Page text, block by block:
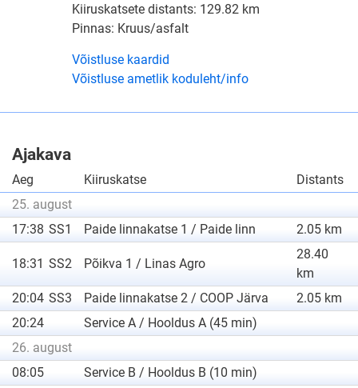
Kiiruskatsete distants: 129.82 km
Pinnas: Kruus/asfalt
Võistluse kaardid
Võistluse ametlik koduleht/info
Ajakava
Aeg Kiiruskatse
Distants
25. august
17:38 SS1 Paide linnakatse 1 / Paide linn 2.05 km
18:31 SS2 Põikva 1 / Linas Agro
28.40
km
20:04 SS3 Paide linnakatse 2 / COOP Järva
2.05 km
20:24
Service A / Hooldus A (45 min)
26. august
08:05
Service B / Hooldus B (10 min)